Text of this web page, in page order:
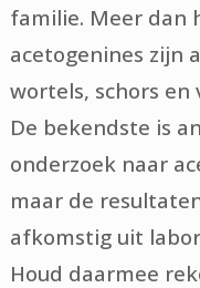
familie. Meer dan
acetogenines zijn
wortels, schors
De bekendste is
onderzoek naar
maar de
afkomstig uit
Houd daarmee